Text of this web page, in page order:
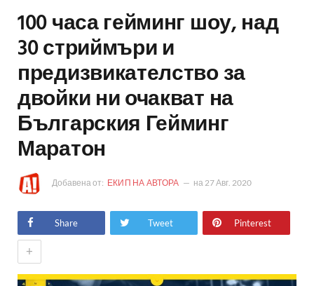
100 часа гейминг шоу, над
30 стриймъри и
предизвикателство за
двойки ни очакват на
Българския Гейминг
Маратон
Добавена от: ЕКИП НА АВТОРА на 27 Авг. 2020
Share Tweet Pinterest
+